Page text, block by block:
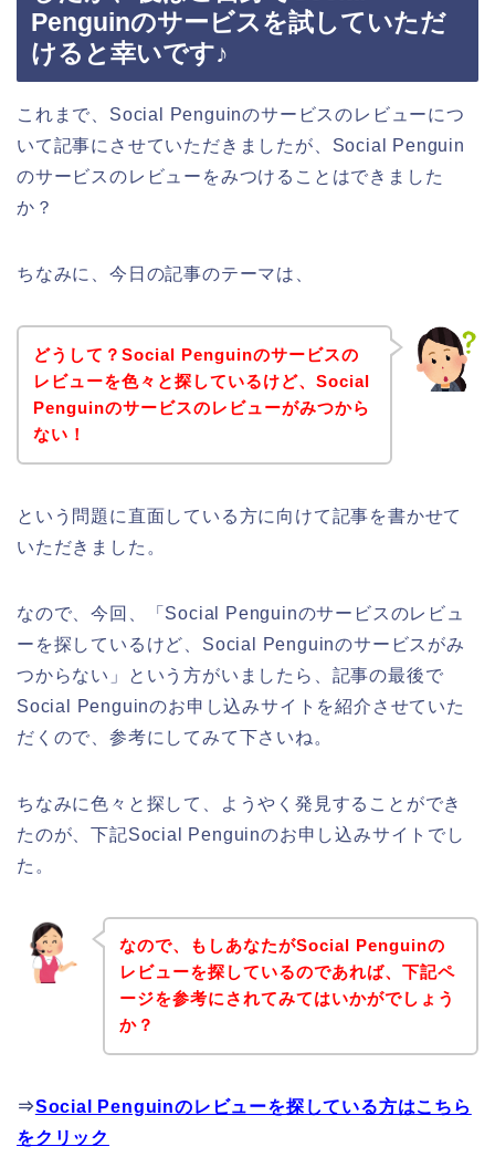
Penguinのサービスを試していただ
けると幸いです♪
これまで、Social Penguinのサービスのレビューにつ
いて記事にさせていただきましたが、Social Penguin
のサービスのレビューをみつけることはできました
か？
ちなみに、今日の記事のテーマは、
どうして？Social Penguinのサービスの
レビューを色々と探しているけど、Social
Penguinのサービスのレビューがみつから
ない！
という問題に直面している方に向けて記事を書かせて
いただきました。
なので、今回、「Social Penguinのサービスのレビュ
ーを探しているけど、Social Penguinのサービスがみ
つからない」という方がいましたら、記事の最後で
Social Penguinのお申し込みサイトを紹介させていた
だくので、参考にしてみて下さいね。
ちなみに色々と探して、ようやく発見することができ
たのが、下記Social Penguinのお申し込みサイトでし
た。
なので、もしあなたがSocial Penguinの
レビューを探しているのであれば、下記ペ
ージを参考にされてみてはいかがでしょう
か？
⇒Social Penguinのレビューを探している方はこちら
をクリック